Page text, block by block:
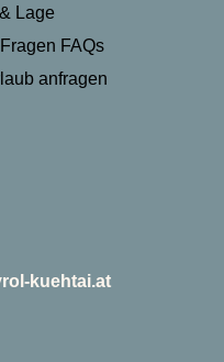
Lage
FAQs
anfragen
kuehtai.at